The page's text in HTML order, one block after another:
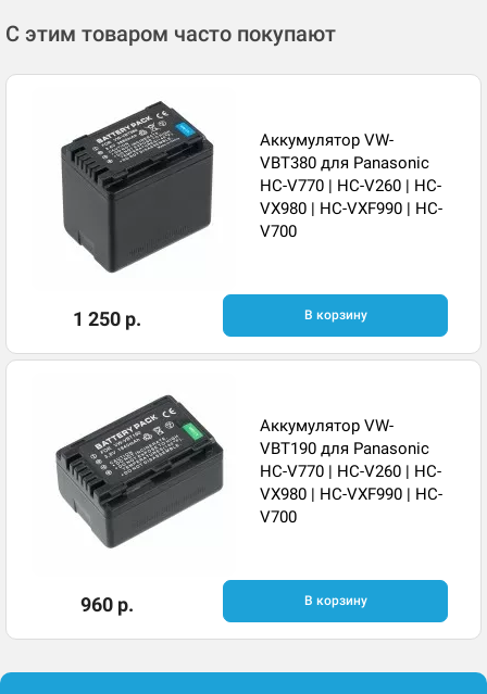
С этим товаром часто покупают
Аккумулятор VW-
VBT380 для Panasonic
HC-V770 | HC-V260 | HC-
VX980 | HC-VXF990 | HC-
V700
1 250 р. В корзину
Аккумулятор VW-
VBT190 для Panasonic
HC-V770 | HC-V260 | HC-
VX980 | HC-VXF990 | HC-
V700
960 р. В корзину